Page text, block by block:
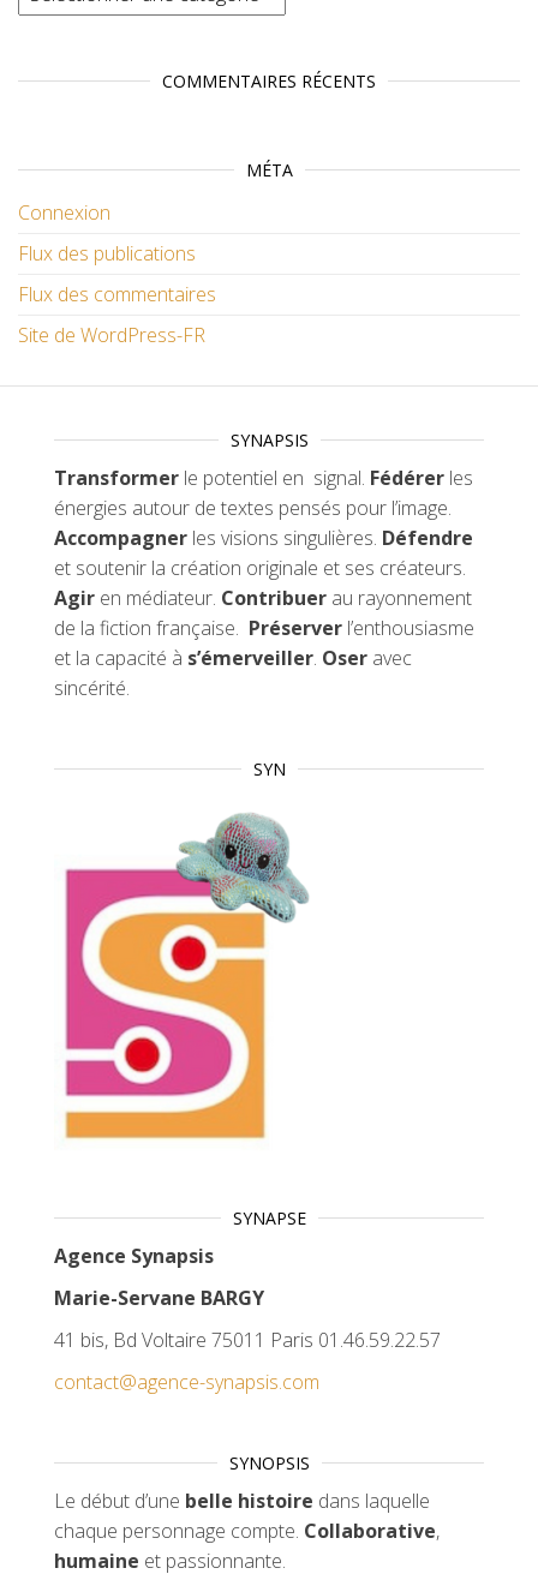
COMMENTAIRES RÉCENTS
MÉTA
Connexion
Flux des publications
Flux des commentaires
Site de WordPress-FR
SYNAPSIS
Transformer le potentiel en signal. Fédérer les
énergies autour de textes pensés pour l’image.
Accompagner les visions singulières. Défendre
et soutenir la création originale et ses créateurs.
Agir en médiateur. Contribuer au rayonnement
de la fiction française. Préserver l’enthousiasme
et la capacité à s’émerveiller. Oser avec
sincérité.
SYN
SYNAPSE
Agence Synapsis
Marie-Servane BARGY
41 bis, Bd Voltaire 75011 Paris 01.46.59.22.57
contact@agence-synapsis.com
SYNOPSIS
Le début d’une belle histoire dans laquelle
chaque personnage compte. Collaborative,
humaine et passionnante.